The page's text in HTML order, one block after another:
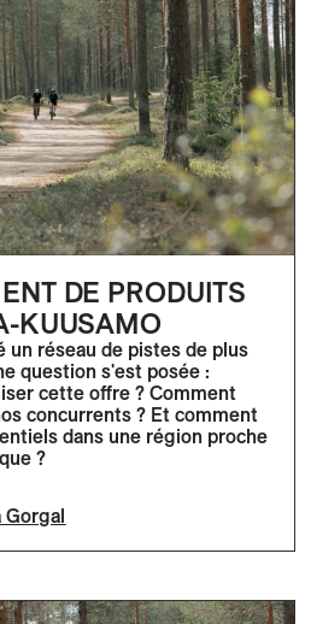
DE PRODUITS
KUUSAMO
un réseau de pistes de plus
question s'est posée :
cette offre ? Comment
concurrents ? Et comment
dans une région proche
?
Gorgal